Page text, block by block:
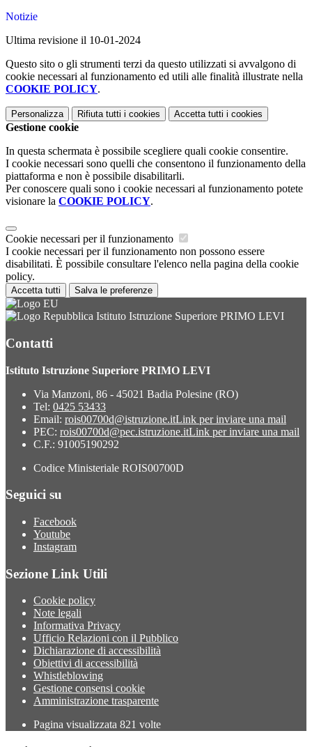
Notizie
Ultima revisione il 10-01-2024
Questo sito o gli strumenti terzi da questo utilizzati si avvalgono di
cookie necessari al funzionamento ed utili alle finalità illustrate nella
COOKIE POLICY.
Personalizza Rifiuta tutti i cookies Accetta tutti i cookies
Gestione cookie
In questa schermata è possibile scegliere quali cookie consentire.
I cookie necessari sono quelli che consentono il funzionamento della
piattaforma e non è possibile disabilitarli.
Per conoscere quali sono i cookie necessari al funzionamento potete
visionare la COOKIE POLICY.
Cookie necessari per il funzionamento
I cookie necessari per il funzionamento non possono essere
disabilitati. È possibile consultare l'elenco nella pagina della cookie
policy.
Accetta tutti Salva le preferenze
Istituto Istruzione Superiore PRIMO LEVI
Contatti
Istituto Istruzione Superiore PRIMO LEVI
Via Manzoni, 86 - 45021 Badia Polesine (RO)
Tel: 0425 53433
Email: rois00700d@istruzione.itLink per inviare una mail
PEC: rois00700d@pec.istruzione.itLink per inviare una mail
C.F.: 91005190292
Codice Ministeriale ROIS00700D
Seguici su
Facebook
Youtube
Instagram
Sezione Link Utili
Cookie policy
Note legali
Informativa Privacy
Ufficio Relazioni con il Pubblico
Dichiarazione di accessibilità
Obiettivi di accessibilità
Whistleblowing
Gestione consensi cookie
Amministrazione trasparente
Pagina visualizzata 821 volte